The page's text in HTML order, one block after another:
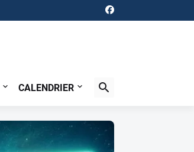
CALENDRIER